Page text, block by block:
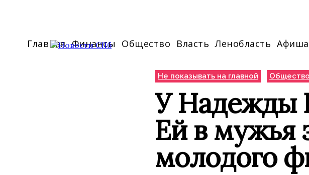
Главная Финансы Общество Власть Ленобласть Афиша
Не показывать на главной Общество
У Надежды
Ей в мужья
молодого